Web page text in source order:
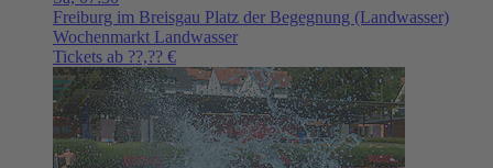
Freiburg im Breisgau Platz der Begegnung (Landwasser)
Wochenmarkt Landwasser
Tickets ab ??,?? €